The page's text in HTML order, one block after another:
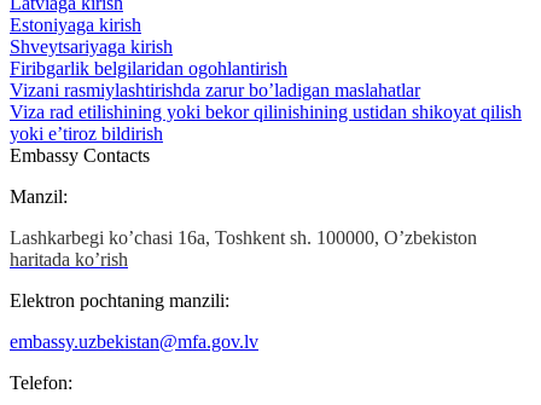
Estoniyaga kirish
Shveytsariyaga kirish
Firibgarlik belgilaridan ogohlantirish
Vizani rasmiylashtirishda zarur bo’ladigan maslahatlar
Viza rad etilishining yoki bekor qilinishining ustidan shikoyat qilish
yoki e’tiroz bildirish
Embassy Contacts
Manzil:
Lashkarbegi ko’chasi 16а, Toshkent sh. 100000, O’zbekiston
haritada ko’rish
Elektron pochtaning manzili:
embassy.uzbekistan@mfa.gov.lv
Теlefon: